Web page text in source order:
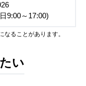
9:00～17:00)
ることがあります。
い